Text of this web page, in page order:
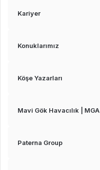
Kariyer
Konuklarımız
Köşe Yazarları
Mavi Gök Havacılık | MGA
Paterna Group